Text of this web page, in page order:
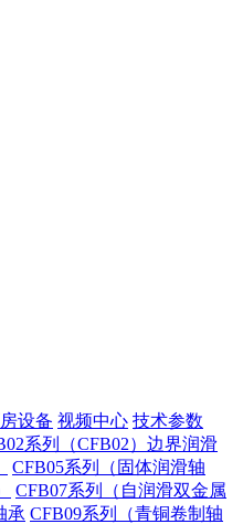
设备 视频中心 技术参数
系列（CFB02）边界润滑
CFB05系列（固体润滑轴
CFB07系列（自润滑双金属
承 CFB09系列（青铜卷制轴